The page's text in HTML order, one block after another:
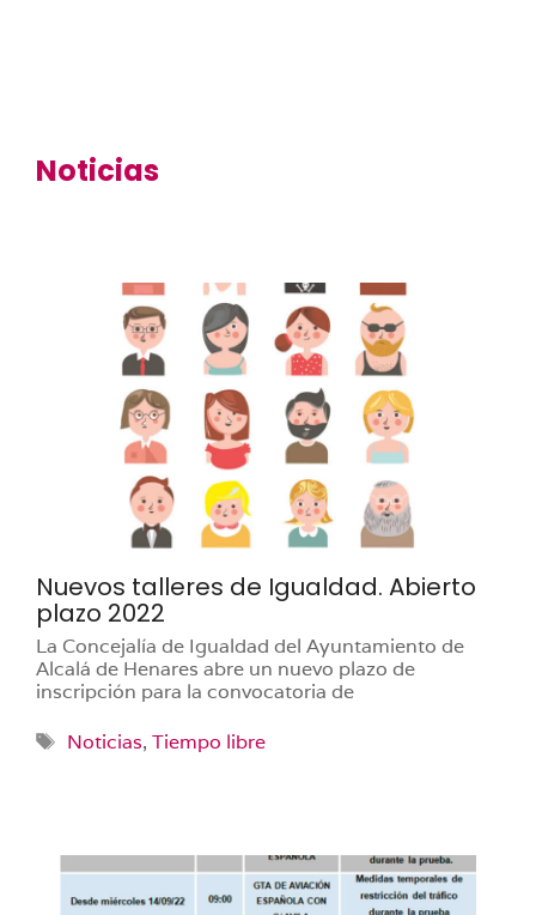
Noticias
Nuevos talleres de Igualdad. Abierto
plazo 2022
La Concejalía de Igualdad del Ayuntamiento de
Alcalá de Henares abre un nuevo plazo de
inscripción para la convocatoria de
Etiquetas
Noticias, Tiempo libre